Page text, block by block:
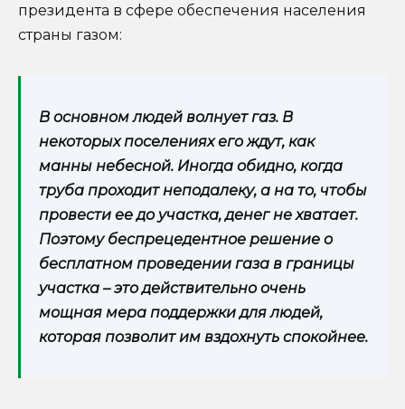
президента в сфере обеспечения населения
страны газом:
В основном людей волнует газ. В
некоторых поселениях его ждут, как
манны небесной. Иногда обидно, когда
труба проходит неподалеку, а на то, чтобы
провести ее до участка, денег не хватает.
Поэтому беспрецедентное решение о
бесплатном проведении газа в границы
участка – это действительно очень
мощная мера поддержки для людей,
которая позволит им вздохнуть спокойнее.